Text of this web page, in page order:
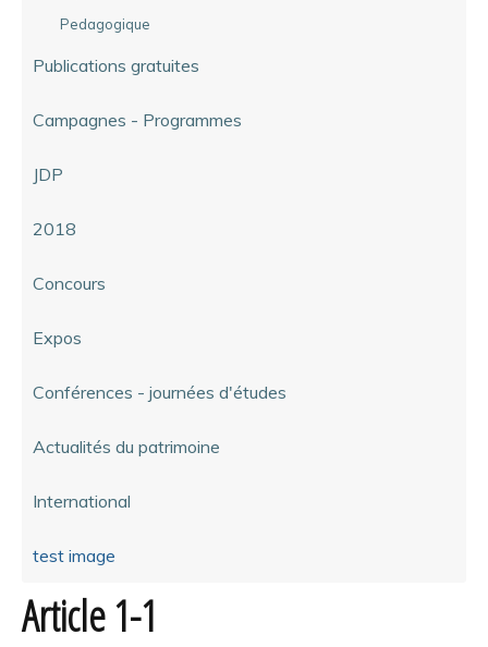
Pedagogique
Publications gratuites
Campagnes - Programmes
JDP
2018
Concours
Expos
Conférences - journées d'études
Actualités du patrimoine
International
test image
Article 1-1